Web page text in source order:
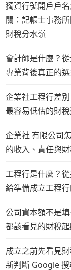
獨資行號開戶戶
關：記帳士事務
財稅分水嶺
會計師是什麼？
專業背後真正的
企業社工程行差
最容易低估的財
企業社 有限公司
的收入、責任與
工程行是什麼？
給準備成立工程
公司資本額不是
都該看見的財稅
成立之前先看見
新判斷 Google